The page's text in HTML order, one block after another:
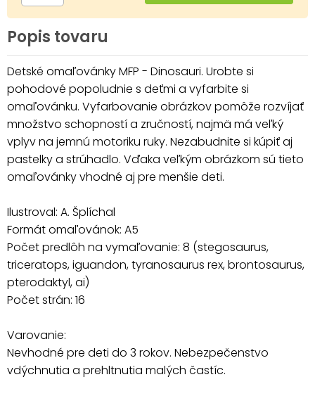
Popis tovaru
Detské omaľovánky MFP - Dinosauri. Urobte si
pohodové popoludnie s deťmi a vyfarbite si
omaľovánku. Vyfarbovanie obrázkov pomôže rozvíjať
množstvo schopností a zručností, najmä má veľký
vplyv na jemnú motoriku ruky. Nezabudnite si kúpiť aj
pastelky a strúhadlo. Vďaka veľkým obrázkom sú tieto
omaľovánky vhodné aj pre menšie deti.
Ilustroval: A. Šplíchal
Formát omaľovánok: A5
Počet predlôh na vymaľovanie: 8 (stegosaurus,
triceratops, iguandon, tyranosaurus rex, brontosaurus,
pterodaktyl, ai)
Počet strán: 16
Varovanie:
Nevhodné pre deti do 3 rokov. Nebezpečenstvo
vdýchnutia a prehltnutia malých častíc.